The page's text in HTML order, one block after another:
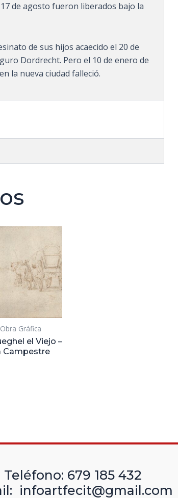
de agosto fueron liberados bajo la
de sus hijos acaecido el 20 de
Dordrecht. Pero el 10 de enero de
la nueva ciudad falleció.
Gráfica
el Viejo –
Campestre
Teléfono: 679 185 432
infoartfecit@gmail.com